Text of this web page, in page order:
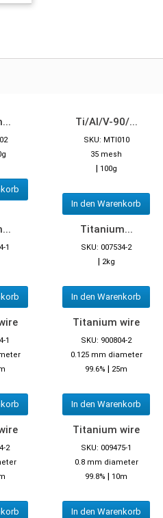
Ti/Al/V-90/...
SKU: MTI010
35 mesh
| 100g
In den Warenkorb
1
Titanium...
SKU: 007534-2
| 2kg
In den Warenkorb
1
Titanium wire
SKU: 900804-2
0.125 mm diameter
99.6% | 25m
In den Warenkorb
2
Titanium wire
SKU: 009475-1
0.8 mm diameter
99.8% | 10m
In den Warenkorb